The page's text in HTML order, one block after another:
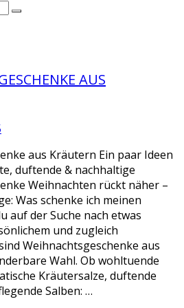
AUS
aus Kräutern Ein paar Ideen
duftende & nachhaltige
Weihnachten rückt näher –
Was schenke ich meinen
auf der Suche nach etwas
und zugleich
Weihnachtsgeschenke aus
Wahl. Ob wohltuende
Kräutersalze, duftende
Salben: …